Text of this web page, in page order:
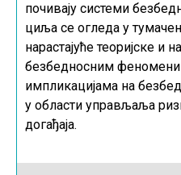
почивају системи
циља се огледа у
нарастајуће теоријске и
безбедносним
импликацијама на
у области управљаља
догађаја.